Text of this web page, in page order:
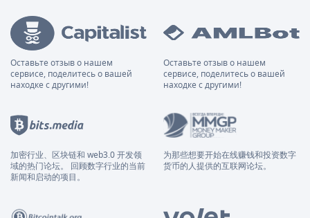
Оставьте отзыв о нашем
сервисе, поделитесь о вашей
находке с другими!
Оставьте отзыв о нашем
сервисе, поделитесь о вашей
находке с другими!
加密行业、区块链和 web3.0 开发领
域的热门论坛。 回顾数字行业的当前
新闻和启动的项目。
为那些想要开始在线赚钱和投资数字
货币的人提供的互联网论坛。